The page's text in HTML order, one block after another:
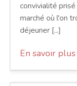
convivialité
marché où l'on
déjeuner [...]
En savoir plus